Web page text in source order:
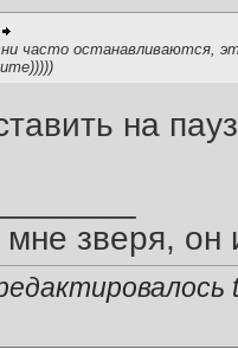
часто останавливаются,
на
зверя, он